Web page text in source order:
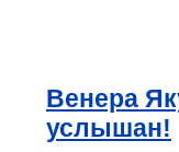
Венера
услышан!